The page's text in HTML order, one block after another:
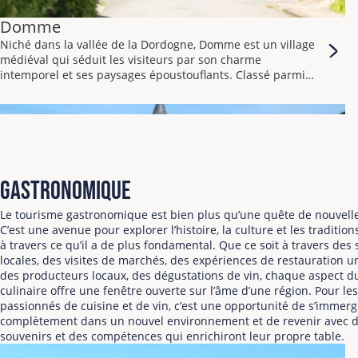
Le plateau de l’Aubrac offre un paysage à couper le souffle.
Il se caractérise par ses vastes étendues de prairies
verdoyantes, ses forêts denses et ses rivières sinueuses.
Les amateurs de randonnée seront comblés par les
préservé. Vous offrant ainsi des vues panoramiques sur les
rivière turquoise serpente et bondit en cascade à travers
des gorges impressionnantes, traversant çà et là des sites
géologiques, des milieux naturels et des vestiges
patrimoniaux remarquables.
Bienvenue dans les Gorges de la Méouge !
Classé Natura 2000, ce site baigné de lumière et de chaleur
est très prisé de ses visiteurs pour les promenades et
baignades qu’il propose, en face du fameux Pont Roman ou
en immersion parmi la faune et la flore fourmillantes de ce
lieu.
Domme
Niché dans la vallée de la Dordogne, Domme est un village
médiéval qui séduit les visiteurs par son charme
intemporel et ses paysages époustouflants. Classé parmi
expérience unique alliant histoire, culture et nature.
Gastronomique
Le tourisme gastronomique est bien plus qu’une quête de
C’est une avenue pour explorer l’histoire, la culture et les
à travers ce qu’il a de plus fondamental. Que ce soit à travers des
locales, des visites de marchés, des expériences de restauration
des producteurs locaux, des dégustations de vin, chaque aspect
culinaire offre une fenêtre ouverte sur l’âme d’une région. Pour les
passionnés de cuisine et de vin, c’est une opportunité de
complètement dans un nouvel environnement et de revenir avec
souvenirs et des compétences qui enrichiront leur propre table.